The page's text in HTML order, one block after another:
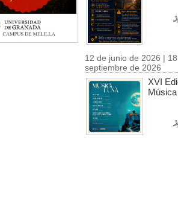
12 de junio de 2026 |
septiembre de 2026
XVI